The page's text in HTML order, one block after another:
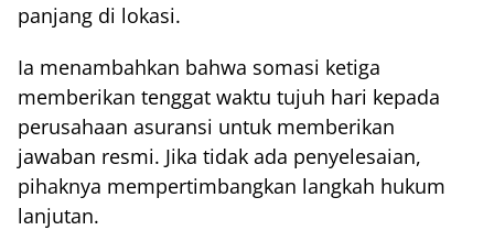
panjang di lokasi.
Ia menambahkan bahwa somasi ketiga
memberikan tenggat waktu tujuh hari kepada
perusahaan asuransi untuk memberikan
jawaban resmi. Jika tidak ada penyelesaian,
pihaknya mempertimbangkan langkah hukum
lanjutan.